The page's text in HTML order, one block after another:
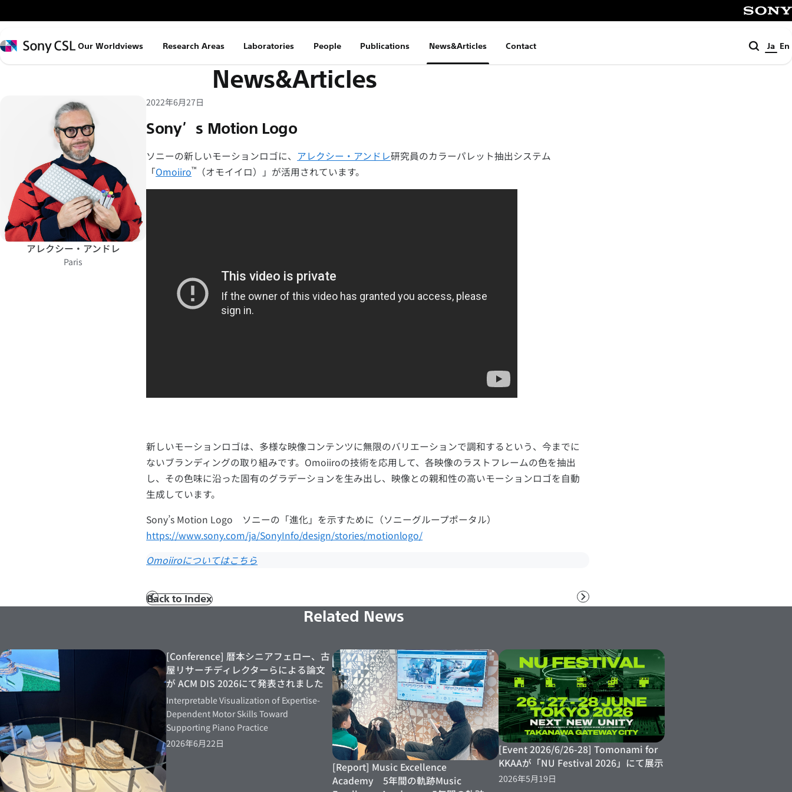
イ
ン
コ
Sony
Our Worldviews Research Areas Laboratories People Publications News&Articles Contact
検
索
Ja En
News&Articles
2022年6月27日
Sony’s Motion Logo
ソニーの新しいモーションロゴに、 アレクシー・アンドレ研究員のカラーパレット抽出システム
「Omoiiro™ （オモイイロ）」が活用されています。
新しいモーションロゴは、多様な映像コンテンツに無限のバリエーションで調和するという、今までに
ないブランディングの取り組みです。Omoiiroの技術を応用して、各映像のラストフレームの色を抽出
し、その色味に沿った固有のグラデーションを生み出し、映像との親和性の高いモーションロゴを自動
生成しています。
Sony’s Motion Logo ソニーの「進化」を示すために（ソニーグループポータル）
https://www.sony.com/ja/SonyInfo/design/stories/motionlogo/
Omoiiroについてはこちら
前
Back to Index 次
アレクシー・アンドレ
Paris
Related News
[Conference] 暦本シニアフェロー、古
屋リサーチディレクターらによる論文
が ACM DIS 2026にて発表されました
Interpretable Visualization of Expertise-
Dependent Motor Skills Toward
Supporting Piano Practice
2026年6月22日
[Report] Music Excellence
Academy 5年間の軌跡Music
[Event 2026/6/26-28] Tomonami for
KKAAが「NU Festival 2026」にて展示
2026年5月19日